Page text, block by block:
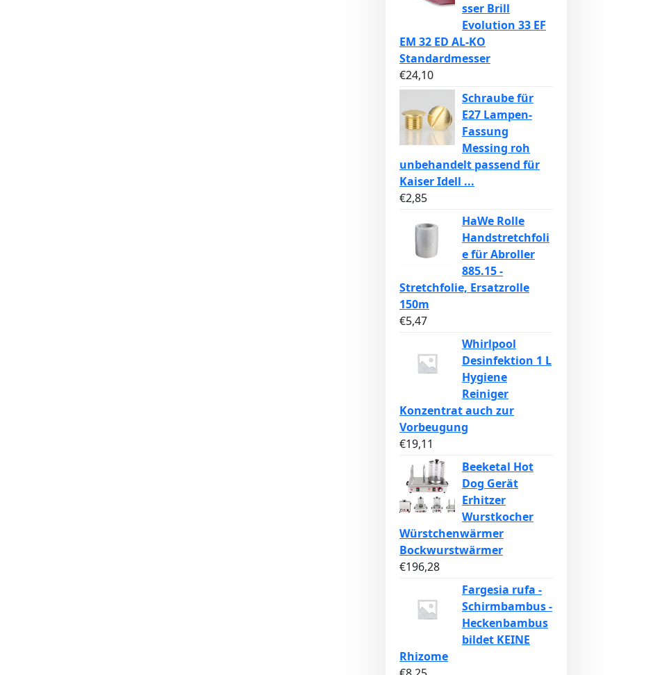
sser Brill
Evolution 33 EF
EM 32 ED AL-KO
Standardmesser
€24,10
Schraube für
E27 Lampen-
Fassung
Messing roh
unbehandelt passend für
Kaiser Idell ...
€2,85
HaWe Rolle
Handstretchfoli
e für Abroller
885.15 -
Stretchfolie, Ersatzrolle
150m
€5,47
Whirlpool
Desinfektion 1 L
Hygiene
Reiniger
Konzentrat auch zur
Vorbeugung
€19,11
Beeketal Hot
Dog Gerät
Erhitzer
Wurstkocher
Würstchenwärmer
Bockwurstwärmer
€196,28
Fargesia rufa -
Schirmbambus -
Heckenbambus
bildet KEINE
Rhizome